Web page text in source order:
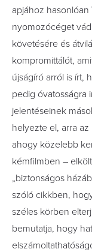
apjához
nyomozócéget
követésére és
kompromittálót,
újságíró arról is írt,
pedig óvatosságra
jelentéseinek
helyezte el, arra
ahogy közelebb
kémfilmben –
„biztonságos
szóló cikkben,
széles körben
bemutatja, hogy